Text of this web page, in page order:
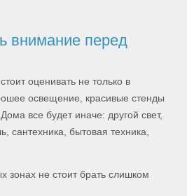
внимание перед
оценивать не только в
освещение, красивые стенды
все будет иначе: другой свет,
сантехника, бытовая техника,
зонах не стоит брать слишком